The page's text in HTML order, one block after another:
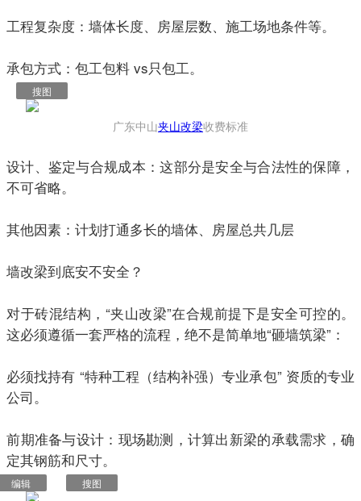
工程复杂度：墙体长度、房屋层数、施工场地条件等。
承包方式：包工包料 vs只包工。
搜图
广东中山夹山改梁收费标准
设计、鉴定与合规成本：这部分是安全与合法性的保障，
不可省略。
其他因素：计划打通多长的墙体、房屋总共几层
‍墙改梁到底安不安全？
‍对于砖混结构，“夹山改梁”在合规前提下是安全可控的。
这必须遵循一套严格的流程，绝不是简单地“砸墙筑梁”：
‍必须找持有 “特种工程（结构补强）专业承包” 资质的专业
公司。
‍前期准备与设计：现场勘测，计算出新梁的承载需求，确
定其钢筋和尺寸。
编辑 搜图